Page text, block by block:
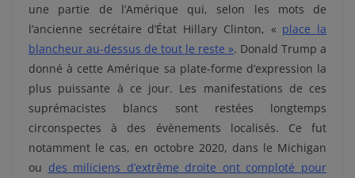
une partie de l’Amérique qui, selon les mots de
l’ancienne secrétaire d’État Hillary Clinton, « place la
blancheur au-dessus de tout le reste ». Donald Trump a
donné à cette Amérique sa plate-forme d’expression la
plus puissante à ce jour. Les manifestations de ces
suprémacistes blancs sont restées longtemps
circonspectes à des évènements localisés. Ce fut
notamment le cas, en octobre 2020, dans le Michigan
ou des miliciens d’extrême droite ont comploté pour